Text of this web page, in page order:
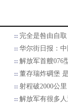
完全是咎由自
华尔街日报：
解放军首艘076
董存瑞炸碉堡
射程破2000公
解放军有很多